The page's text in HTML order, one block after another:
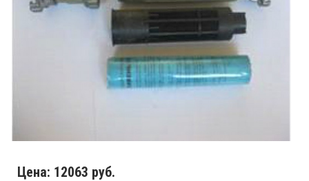
Цена: 12063 руб.